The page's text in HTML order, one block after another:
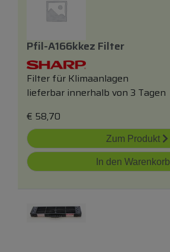
Pfil-A166kkez Filter
Filter für Klimaanlagen
lieferbar innerhalb von 3 Tagen
€ 58,70
Zum Produkt
In den Warenkorb